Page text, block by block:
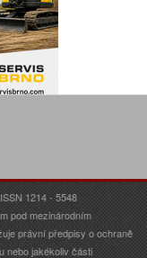
1214 - 5548
pod mezinárodním
právní předpisy o ochraně
nebo jakékoliv části